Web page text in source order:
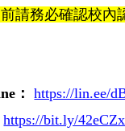
請務必確認校內
：
https://lin.ee/
https://bit.ly/